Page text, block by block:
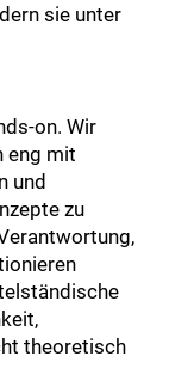
sie unter
on. Wir
eng mit
und
zu
theoretisch